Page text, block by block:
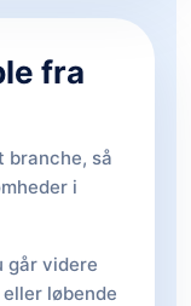
fra
så
i
går videre
løbende